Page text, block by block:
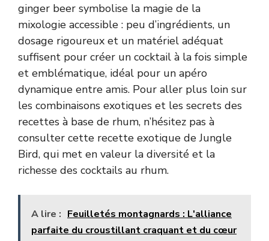
ginger beer symbolise la magie de la
mixologie accessible : peu d’ingrédients, un
dosage rigoureux et un matériel adéquat
suffisent pour créer un cocktail à la fois simple
et emblématique, idéal pour un apéro
dynamique entre amis. Pour aller plus loin sur
les combinaisons exotiques et les secrets des
recettes à base de rhum, n’hésitez pas à
consulter cette recette exotique de Jungle
Bird, qui met en valeur la diversité et la
richesse des cocktails au rhum.
A lire : Feuilletés montagnards : L'alliance
parfaite du croustillant craquant et du cœur